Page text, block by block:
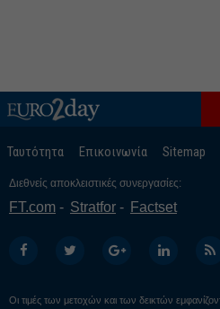
Ταυτότητα Επικοινωνία Sitemap
Διεθνείς αποκλειστικές συνεργασίες:
FT.com Stratfor Factset
Οι τιμές των μετοχών και των δεικτών